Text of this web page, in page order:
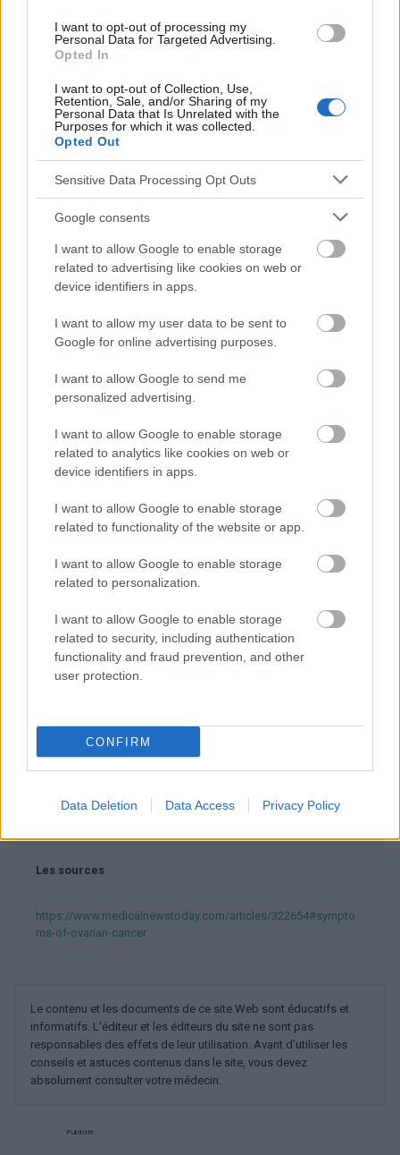
I want to opt-out of processing my
Personal Data for Targeted Advertising.
Opted In
I want to opt-out of Collection, Use,
Retention, Sale, and/or Sharing of my
Personal Data that Is Unrelated with the
Purposes for which it was collected.
Opted Out
Sensitive Data Processing Opt Outs
Google consents
I want to allow Google to enable storage
related to advertising like cookies on web or
device identifiers in apps.
I want to allow my user data to be sent to
Google for online advertising purposes.
I want to allow Google to send me
personalized advertising.
I want to allow Google to enable storage
related to analytics like cookies on web or
device identifiers in apps.
I want to allow Google to enable storage
related to functionality of the website or app.
I want to allow Google to enable storage
related to personalization.
I want to allow Google to enable storage
related to security, including authentication
functionality and fraud prevention, and other
user protection.
CONFIRM
Data Deletion Data Access Privacy Policy
d'associer sans équivoque ces plaintes à uncancer
augmentation de la fréquence des mictions
peuvent, après tout, être le signe d'une infection des
voies urinaires, par exemple. Toutefois, si la patiente
présente des troubles inhabituels dont l'origine est
difficile à déterminer, il est tout à fait conseillé de
consulter un gynécologue. Il est particulièrement
important de consulter un spécialiste si la patiente
présente en outre un risque accru decancer de
maladie chez ses proches parents.
Utile? Partagez-le sur Facebook!
Vous voulez rester informé ? Suivez-
nous sur
oogle
News
EN RAPPORT
Symptômes-du-cancer-ovarien
Catégories médicales
Tumeur maligne de l'ovaire
Les sources
https://www.medicalnewstoday.com/articles/322654#sympto
ms-of-ovarian-cancer
Le contenu et les documents de ce site Web sont éducatifs et
informatifs. L'éditeur et les éditeurs du site ne sont pas
responsables des effets de leur utilisation. Avant d'utiliser les
conseils et astuces contenus dans le site, vous devez
absolument consulter votre médecin.
Publicité: